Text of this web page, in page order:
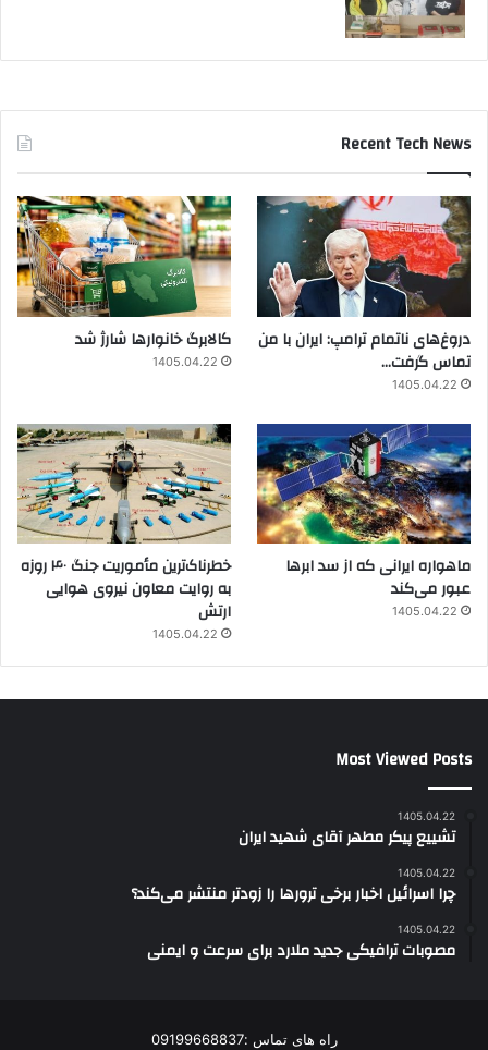
Recent Tech News
دروغ‌های ناتمام ترامپ: ایران با من
تماس گرفت…
1405.04.22
کالابرگ خانوارها شارژ شد
1405.04.22
ماهواره ایرانی که از سد ابرها
عبور می‌کند
1405.04.22
خطرناک‌ترین مأموریت جنگ ۴۰ روزه
به روایت معاون نیروی هوایی
ارتش
1405.04.22
Most Viewed Posts
1405.04.22
تشییع پیکر مطهر آقای شهید ایران
1405.04.22
چرا اسرائیل اخبار برخی ترورها را زودتر منتشر می‌کند؟
1405.04.22
مصوبات ترافیکی جدید ملارد برای سرعت و ایمنی
راه های تماس :09199668837